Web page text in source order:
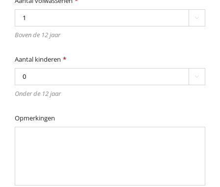

Boven de 12 jaar
Aantal kinderen *

Onder de 12 jaar
Opmerkingen